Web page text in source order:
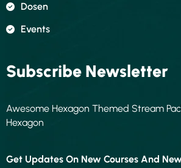
Dosen
Events
Subscribe Newsletter
Awesome Hexagon Themed Stream
Hexagon
Get Updates On New Courses And